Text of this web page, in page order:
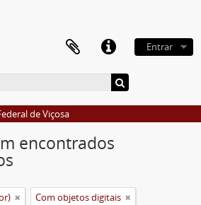
Entrar
de Viçosa
encontrados
Com objetos digitais